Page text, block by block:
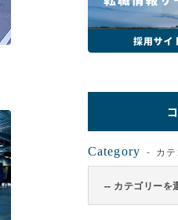
Category カ